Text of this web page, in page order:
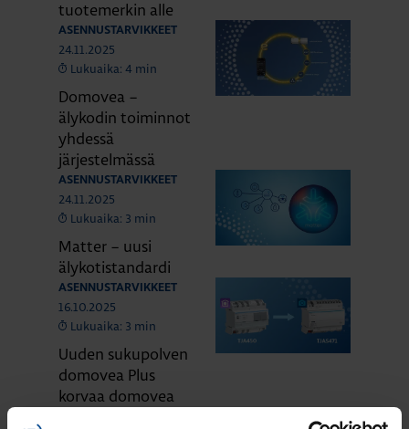
tuotemerkin alle
ASENNUSTARVIKKEET
24.11.2025
Lukuaika: 4 min
Domovea –
älykodin toiminnot
yhdessä
järjestelmässä
ASENNUSTARVIKKEET
24.11.2025
Lukuaika: 3 min
Matter – uusi
älykotistandardi
ASENNUSTARVIKKEET
16.10.2025
Lukuaika: 3 min
Uuden sukupolven
domovea Plus
korvaa domovea